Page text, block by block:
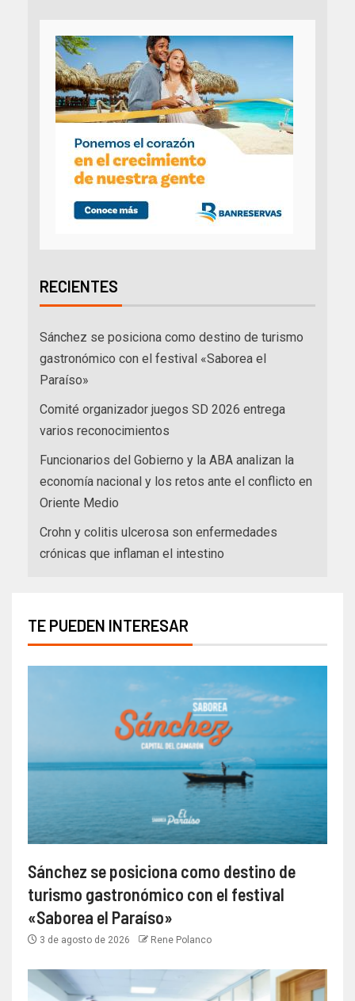
RECIENTES
Sánchez se posiciona como destino de turismo
gastronómico con el festival «Saborea el
Paraíso»
Comité organizador juegos SD 2026 entrega
varios reconocimientos
Funcionarios del Gobierno y la ABA analizan la
economía nacional y los retos ante el conflicto en
Oriente Medio
Crohn y colitis ulcerosa son enfermedades
crónicas que inflaman el intestino
TE PUEDEN INTERESAR
Sánchez se posiciona como destino de
turismo gastronómico con el festival
«Saborea el Paraíso»
3 de agosto de 2026 Rene Polanco